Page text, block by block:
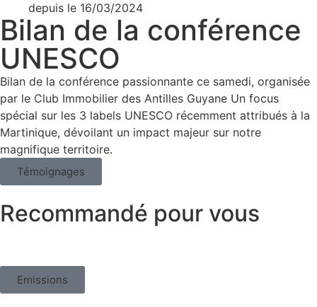
depuis le 16/03/2024
Bilan de la conférence
UNESCO
Bilan de la conférence passionnante ce samedi, organisée
par le Club Immobilier des Antilles Guyane Un focus
spécial sur les 3 labels UNESCO récemment attribués à la
Martinique, dévoilant un impact majeur sur notre
magnifique territoire.
Témoignages
Recommandé pour vous
Emissions